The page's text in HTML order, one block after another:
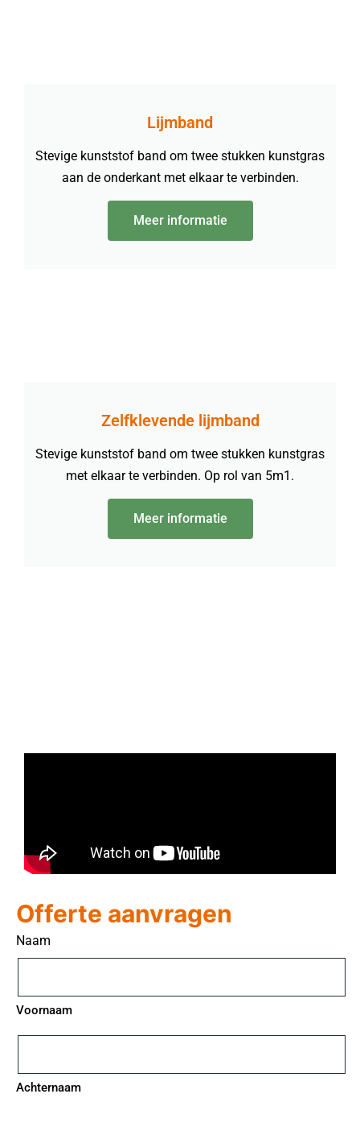
Lijmband
Stevige kunststof band om twee stukken kunstgras
aan de onderkant met elkaar te verbinden.
Meer informatie
Zelfklevende lijmband
Stevige kunststof band om twee stukken kunstgras
met elkaar te verbinden. Op rol van 5m1.
Meer informatie
Offerte aanvragen
Naam
Voornaam
Achternaam